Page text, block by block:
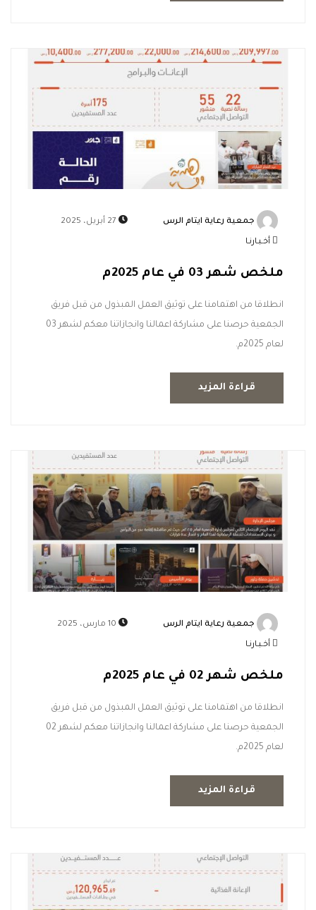
جمعية رعاية ايتام الرس
أخـبـارنـا
ملخص شهر 03 في عام 2025م
انطلاقا من اهتمامنا على توثيق العمل المبذول من قبل فريق
الجمعية حرصنا على مشاركة اعمالنا وانجازاتنا معكم لشهر 03
لعام 2025م.
قراءة المزيد
جمعية رعاية ايتام الرس
أخـبـارنـا
ملخص شهر 02 في عام 2025م
انطلاقا من اهتمامنا على توثيق العمل المبذول من قبل فريق
الجمعية حرصنا على مشاركة اعمالنا وانجازاتنا معكم لشهر 02
لعام 2025م.
قراءة المزيد